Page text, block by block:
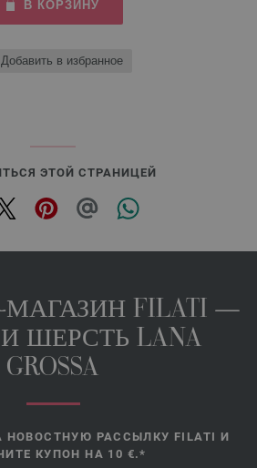
В КОРЗИНУ
Добавить в избранное
ЭТОЙ СТРАНИЦЕЙ
FILATI —
ШЕРСТЬ LANA
GROSSA
РАССЫЛКУ FILATI И
КУПОН НА 10 €.*